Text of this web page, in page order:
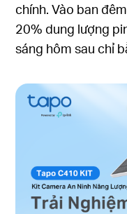
chính. Vào ban
20% dung lượng
sáng hôm sau chỉ